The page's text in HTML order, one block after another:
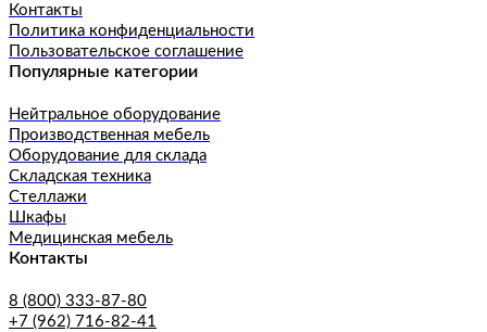
Контакты
Политика конфиденциальности
Пользовательское соглашение
Популярные категории
Нейтральное оборудование
Производственная мебель
Оборудование для склада
Складская техника
Стеллажи
Шкафы
Медицинская мебель
Контакты
8 (800) 333-87-80
+7 (962) 716-82-41